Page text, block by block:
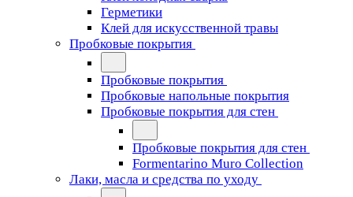
Герметики
Клей для искусственной травы
Пробковые покрытия
Пробковые покрытия
Пробковые напольные покрытия
Пробковые покрытия для стен
Пробковые покрытия для стен
Formentarino Muro Collection
Лаки, масла и средства по уходу